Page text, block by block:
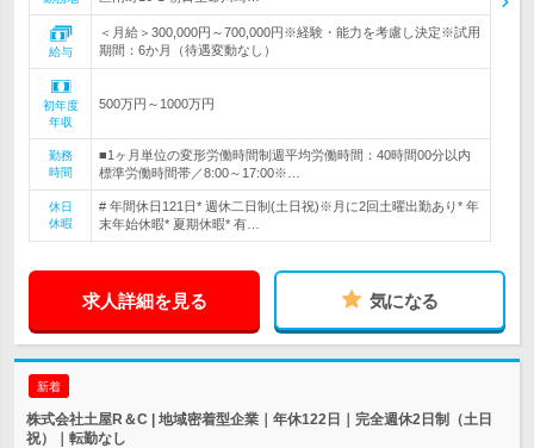
給与
＜月給＞300,000円～700,000円※経験・能力を考慮し決定※試用
期間：6か月（待遇変動なし）
初年度
年収
500万円～1000万円
勤務
時間
■1ヶ月単位の変形労働時間制週平均労働時間：40時間00分以内
標準労働時間帯／8:00～17:00※…
休日
休暇
# 年間休日121日* 週休二日制(土日祝)※月に2回土曜出勤あり* 年
末年始休暇* 夏期休暇* 有…
求人詳細を見る 気になる
新着
株式会社土屋R＆C | 地域密着型企業｜年休122日｜完全週休2日制（土日
祝）｜転勤なし